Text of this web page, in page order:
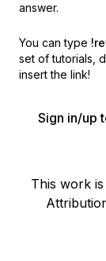
answer.
You can type
set of tutorials,
insert the link!
Sign in/up
This work